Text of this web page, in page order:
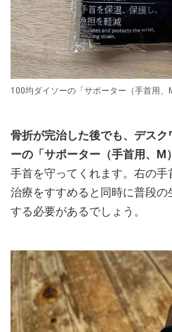
100均ダイソーの「サポーター（手首用、
骨折が完治した後でも、デス
ーの「サポーター（手首用、M
手首を守ってくれます。右の手
治療をすすめると同時に普段の
する必要があるでしょう。